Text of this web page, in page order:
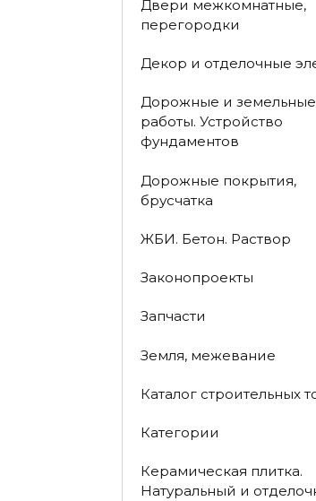
Двери межкомнатные,
перегородки
Декор и отделочные
Дорожные и земельные
работы. Устройство
фундаментов
Дорожные покрытия,
брусчатка
ЖБИ. Бетон. Раствор
Законопроекты
Запчасти
Земля, межевание
Каталог строительных
Категории
Керамическая плитка.
Натуральный и